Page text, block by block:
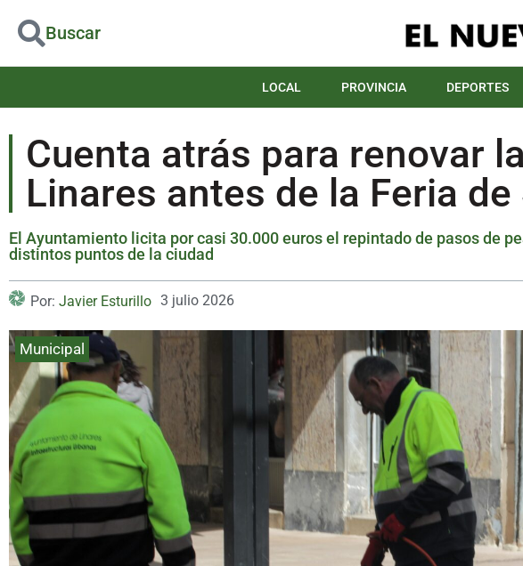
Buscar
LOCAL PROVINCIA DEPORTES
Cuenta atrás para renovar
Linares antes de la Feria
El Ayuntamiento licita por casi 30.000 euros el repintado de pasos de
distintos puntos de la ciudad
Por: Javier Esturillo 3 julio 2026
Municipal